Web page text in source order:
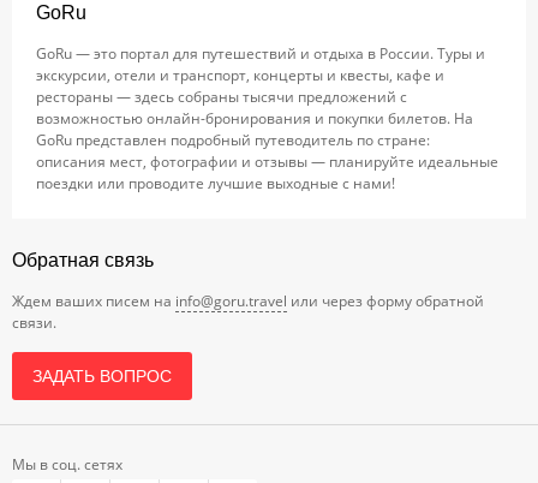
GoRu
GoRu — это портал для путешествий и отдыха в России. Туры и
экскурсии, отели и транспорт, концерты и квесты, кафе и
рестораны — здесь собраны тысячи предложений с
возможностью онлайн-бронирования и покупки билетов. На
GoRu представлен подробный путеводитель по стране:
описания мест, фотографии и отзывы — планируйте идеальные
поездки или проводите лучшие выходные с нами!
Обратная связь
Ждем ваших писем на info@goru.travel или через форму обратной
связи.
ЗАДАТЬ ВОПРОС
Мы в соц. сетях